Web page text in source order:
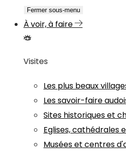
Fermer sous-menu
À voir, à faire
Visites
Les plus beaux
Les savoir-faire
Sites historiques et
Eglises, cathédrales
Musées et centres